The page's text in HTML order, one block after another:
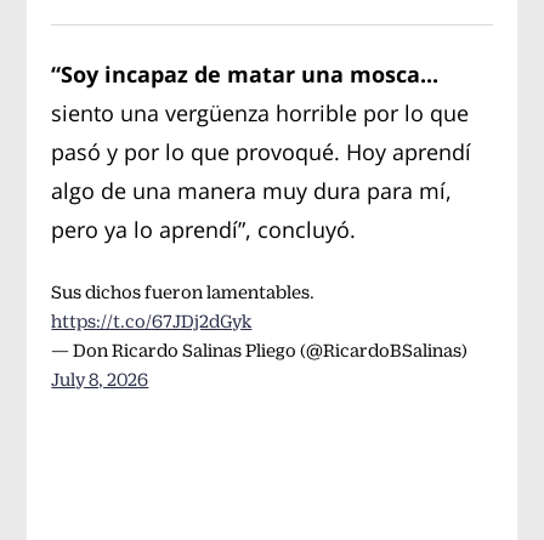
“Soy incapaz de matar una mosca...
siento una vergüenza horrible por lo que
pasó y por lo que provoqué. Hoy aprendí
algo de una manera muy dura para mí,
pero ya lo aprendí”, concluyó.
Sus dichos fueron lamentables.
https://t.co/67JDj2dGyk
— Don Ricardo Salinas Pliego (@RicardoBSalinas)
July 8, 2026